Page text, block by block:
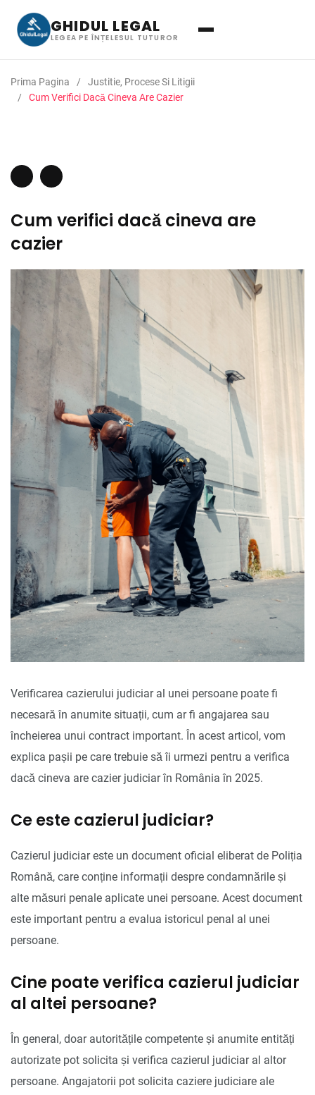
GHIDUL LEGAL
LEGEA PE ÎNȚELESUL TUTUROR
Prima Pagina
Justitie, Procese Si Litigii
Cum Verifici Dacă Cineva Are Cazier
Cum verifici dacă cineva are
cazier
Verificarea cazierului judiciar al unei persoane poate fi
necesară în anumite situații, cum ar fi angajarea sau
încheierea unui contract important. În acest articol, vom
explica pașii pe care trebuie să îi urmezi pentru a verifica
dacă cineva are cazier judiciar în România în 2025.
Ce este cazierul judiciar?
Cazierul judiciar este un document oficial eliberat de Poliția
Română, care conține informații despre condamnările și
alte măsuri penale aplicate unei persoane. Acest document
este important pentru a evalua istoricul penal al unei
persoane.
Cine poate verifica cazierul judiciar
al altei persoane?
În general, doar autoritățile competente și anumite entități
autorizate pot solicita și verifica cazierul judiciar al altor
persoane. Angajatorii pot solicita caziere judiciare ale